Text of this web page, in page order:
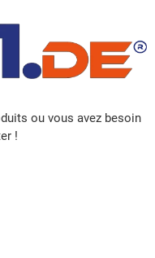
ou vous avez besoin
!